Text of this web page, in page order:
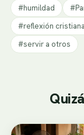
#humildad
#reflexión cristiana
#servir a otros